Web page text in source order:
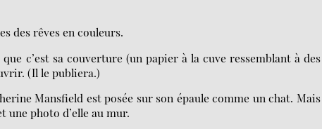
des rêves en couleurs.
c’est sa couverture (un papier à la cuve ressemblant à des
(Il le publiera.)
Mansfield est posée sur son épaule comme un chat. Mais
une photo d’elle au mur.